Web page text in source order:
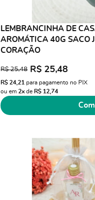
LEMBRANCINHA DE
AROMÁTICA 40G SACO
CORAÇÃO
R$ 25,48 R$ 25,48
R$ 24,21 para pagamento no PIX
ou em2x de R$ 12,74